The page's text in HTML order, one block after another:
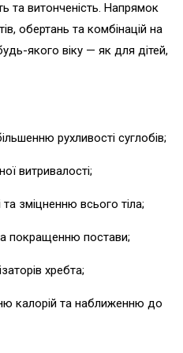
та витонченість. Напрямок
обертань та комбінацій на
якого віку — як для дітей,
рухливості суглобів;
витривалості;
та зміцненню всього тіла;
покращенню постави;
хребта;
калорій та наближенню до